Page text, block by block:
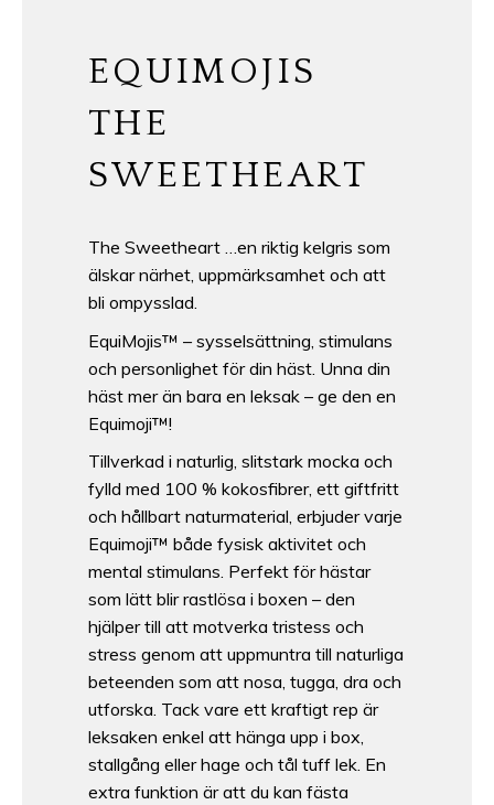
EQUIMOJIS
THE
SWEETHEART
The Sweetheart …en riktig kelgris som
älskar närhet, uppmärksamhet och att
bli ompysslad.
EquiMojis™ – sysselsättning, stimulans
och personlighet för din häst. Unna din
häst mer än bara en leksak – ge den en
Equimoji™!
Tillverkad i naturlig, slitstark mocka och
fylld med 100 % kokosfibrer, ett giftfritt
och hållbart naturmaterial, erbjuder varje
Equimoji™ både fysisk aktivitet och
mental stimulans. Perfekt för hästar
som lätt blir rastlösa i boxen – den
hjälper till att motverka tristess och
stress genom att uppmuntra till naturliga
beteenden som att nosa, tugga, dra och
utforska. Tack vare ett kraftigt rep är
leksaken enkel att hänga upp i box,
stallgång eller hage och tål tuff lek. En
extra funktion är att du kan fästa